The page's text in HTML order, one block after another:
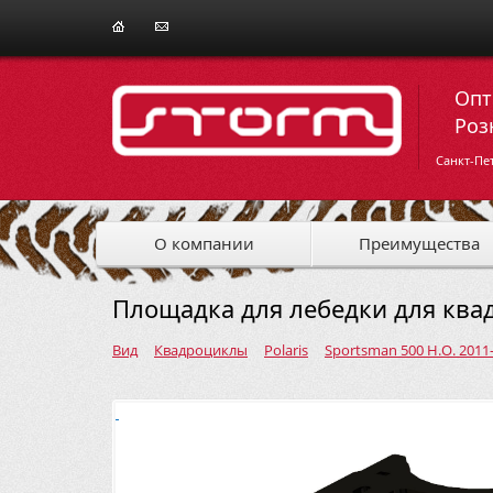
Опт
Санкт-
О компании Преимущества
Площадка для лебедки для
Вид Квадроциклы Polaris Sportsman 500 H.O.